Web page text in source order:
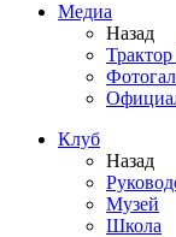
Медиа
Назад
Клуб
Назад
Музей
Школа